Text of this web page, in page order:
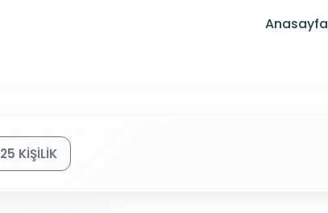
Anasayfa
25 KİŞİLİK